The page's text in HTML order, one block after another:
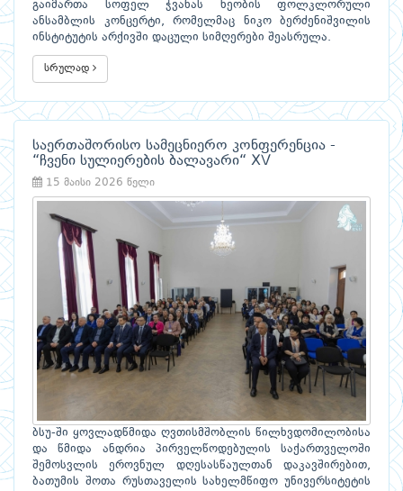
გაიმართა სოფელ ჭვანას ხეობის ფოლკლორული
ანსამბლის კონცერტი, რომელმაც ნიკო ბერძენიშვილის
ინსტიტუტის არქივში დაცული სიმღერები შეასრულა.
სრულად
საერთაშორისო სამეცნიერო კონფერენცია -
“ჩვენი სულიერების ბალავარი“ XV
15 მაისი 2026 წელი
ბსუ-ში ყოვლადწმიდა ღვთისმშობლის წილხვდომილობისა
და წმიდა ანდრია პირველწოდებულის საქართველოში
შემოსვლის ეროვნულ დღესასწაულთან დაკავშირებით,
ბათუმის შოთა რუსთაველის სახელმწიფო უნივერსიტეტის